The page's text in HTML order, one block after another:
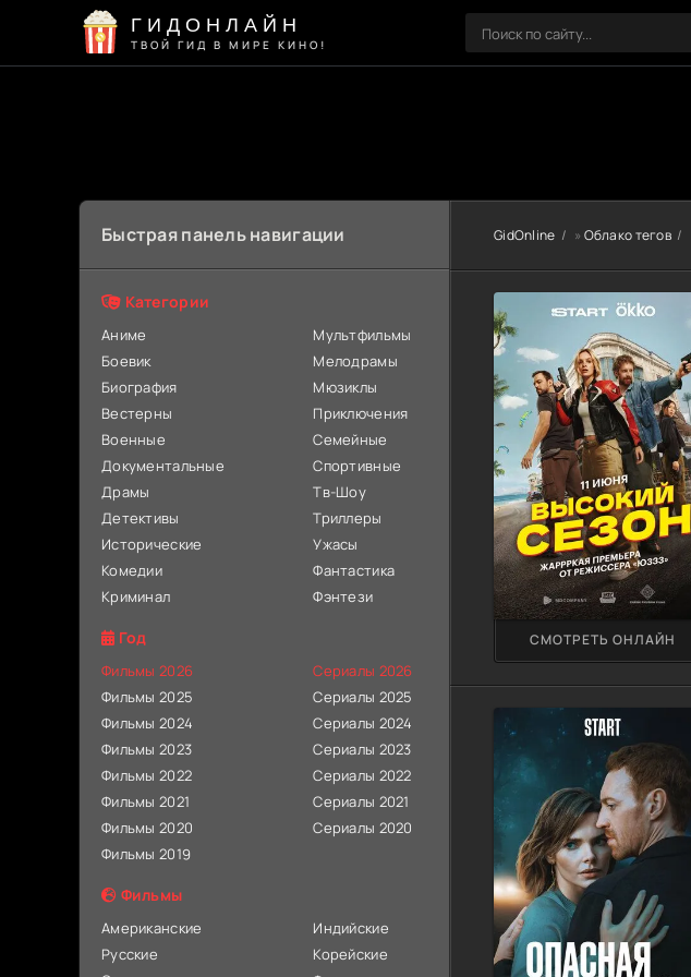
ГИДОНЛАЙН
ТВОЙ ГИД В МИРЕ КИНО!
Быстрая панель навигации
Категории
Аниме
Боевик
Биография
Вестерны
Военные
Документальные
Драмы
Детективы
Исторические
Комедии
Криминал
Мультфильмы
Мелодрамы
Мюзиклы
Приключения
Семейные
Спортивные
Тв-Шоу
Триллеры
Ужасы
Фантастика
Фэнтези
Год
Фильмы 2026
Фильмы 2025
Фильмы 2024
Фильмы 2023
Фильмы 2022
Фильмы 2021
Фильмы 2020
Фильмы 2019
Сериалы 2026
Сериалы 2025
Сериалы 2024
Сериалы 2023
Сериалы 2022
Сериалы 2021
Сериалы 2020
Фильмы
Американские
Русские
Индийские
Корейские
GidOnline » Облако тегов
СМОТРЕТЬ ОНЛАЙН